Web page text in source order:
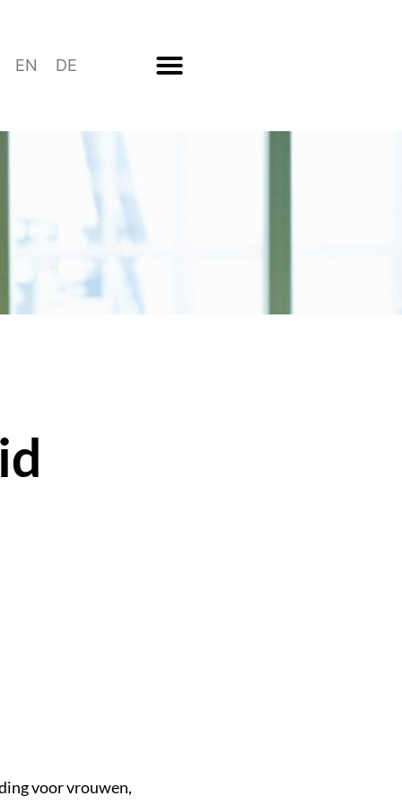
EN DE
voor vrouwen,